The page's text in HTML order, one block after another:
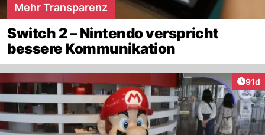
Mehr Transparenz
Switch 2 – Nintendo verspricht
bessere Kommunikation
91d